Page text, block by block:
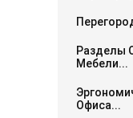
Разделы
Мебели...
Офиса...